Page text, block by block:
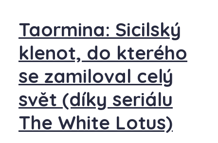
Taormina: Sicilský
klenot, do kterého
se zamiloval celý
svět (díky seriálu
The White Lotus)